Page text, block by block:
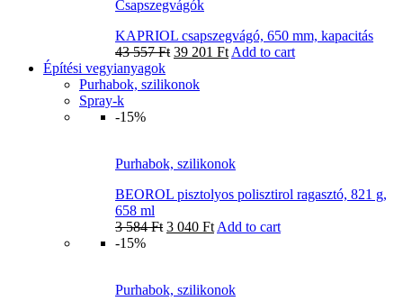
Csapszegvágók
KAPRIOL csapszegvágó, 650 mm, kapacitás
43 557Ft 39 201 Ft Add to cart
Építési vegyianyagok
Purhabok, szilikonok
Spray-k
-15%
Purhabok, szilikonok
BEOROL pisztolyos polisztirol ragasztó, 821 g,
658 ml
3 584Ft 3 040 Ft Add to cart
-15%
Purhabok, szilikonok